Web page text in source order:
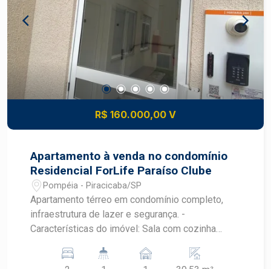
R$ 160.000,00 V
Apartamento à venda no condomínio
Residencial ForLife Paraíso Clube
Pompéia - Piracicaba/SP
Apartamento térreo em condomínio completo,
infraestrutura de lazer e segurança. -
Características do imóvel: Sala com cozinha
dormitórios bem iluminados e arejados 1 vaga de